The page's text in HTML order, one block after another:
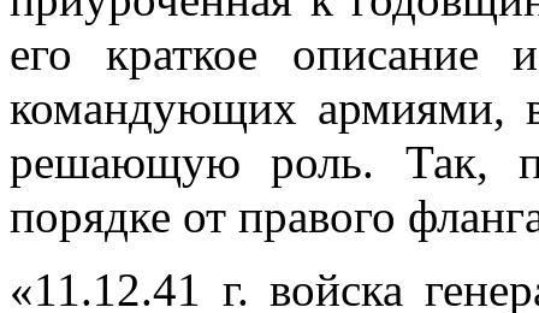
его краткое описание
командующих армиями,
решающую роль. Так,
порядке от правого
«11.12.41 г. войска